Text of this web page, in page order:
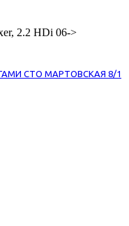
2.2 HDi 06->
СТО МАРТОВСКАЯ 8/1